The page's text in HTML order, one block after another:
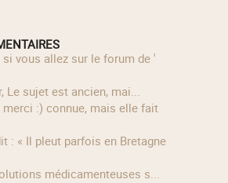
Le sujet est ancien, mai...
médicamenteuses s...